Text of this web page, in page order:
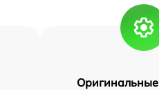
Оригинальные